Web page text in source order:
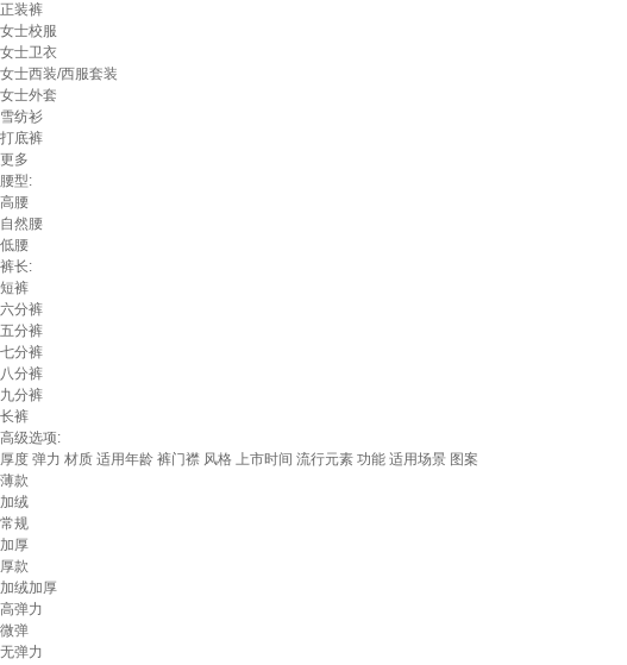
正装裤
女士校服
女士卫衣
女士西装/西服套装
女士外套
雪纺衫
打底裤
更多
腰型:
高腰
自然腰
低腰
裤长:
短裤
六分裤
五分裤
七分裤
八分裤
九分裤
长裤
高级选项:
厚度 弹力 材质 适用年龄 裤门襟 风格 上市时间 流行元素 功能 适用场景 图案
薄款
加绒
常规
加厚
厚款
加绒加厚
高弹力
微弹
无弹力